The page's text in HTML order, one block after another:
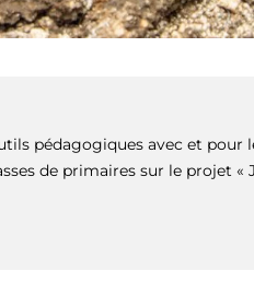
pédagogiques avec et pour
de primaires sur le projet «